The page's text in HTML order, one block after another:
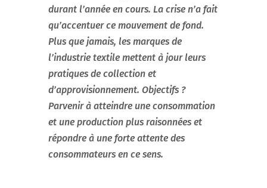
durant l’année en cours. La crise n’a fait
qu’accentuer ce mouvement de fond.
Plus que jamais, les marques de
l’industrie textile mettent à jour leurs
pratiques de collection et
d’approvisionnement. Objectifs ?
Parvenir à atteindre une consommation
et une production plus raisonnées et
répondre à une forte attente des
consommateurs en ce sens.